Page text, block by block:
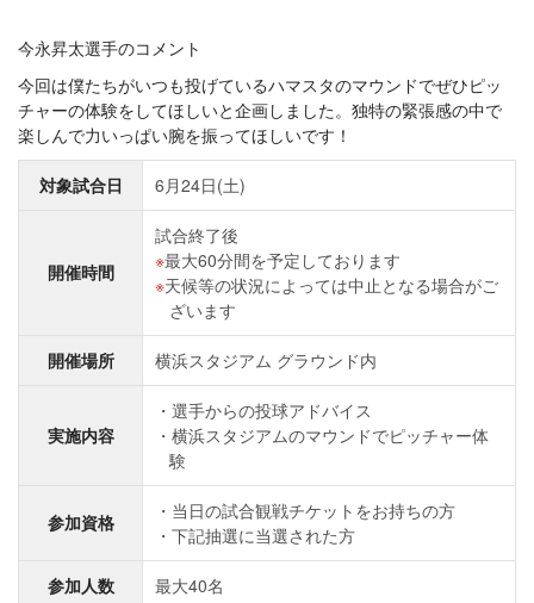
今永昇太選手のコメント
今回は僕たちがいつも投げているハマスタのマウンドでぜひピッ
チャーの体験をしてほしいと企画しました。独特の緊張感の中で
楽しんで力いっぱい腕を振ってほしいです！
対象試合日 6月24日(土)
開催時間
試合終了後
最大60分間を予定しております
天候等の状況によっては中止となる場合がご
ざいます
開催場所 横浜スタジアム グラウンド内
実施内容
選手からの投球アドバイス
横浜スタジアムのマウンドでピッチャー体
験
参加資格
当日の試合観戦チケットをお持ちの方
下記抽選に当選された方
参加人数 最大40名